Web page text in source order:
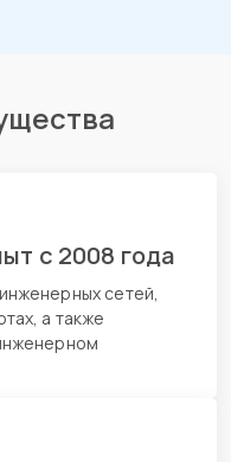
с 2008 года
сетей,
а также